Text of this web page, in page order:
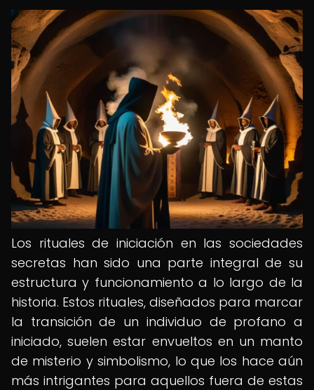
Los rituales de iniciación en las sociedades
secretas han sido una parte integral de su
estructura y funcionamiento a lo largo de la
historia. Estos rituales, diseñados para marcar
la transición de un individuo de profano a
iniciado, suelen estar envueltos en un manto
de misterio y simbolismo, lo que los hace aún
más intrigantes para aquellos fuera de estas